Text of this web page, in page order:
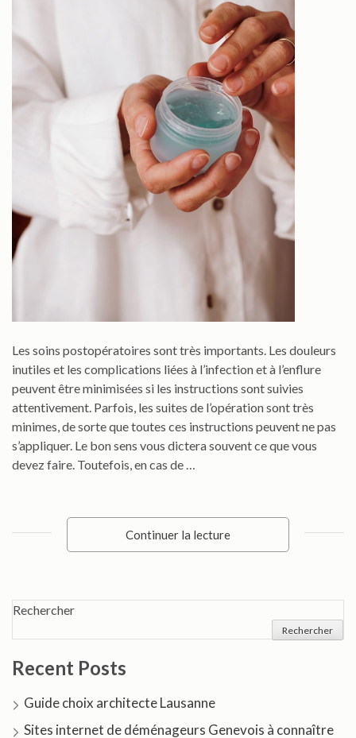
Les soins postopératoires sont très importants. Les douleurs
inutiles et les complications liées à l’infection et à l’enflure
peuvent être minimisées si les instructions sont suivies
attentivement. Parfois, les suites de l’opération sont très
minimes, de sorte que toutes ces instructions peuvent ne pas
s’appliquer. Le bon sens vous dictera souvent ce que vous
devez faire. Toutefois, en cas de …
Continuer la lecture
Rechercher
Rechercher
Recent Posts
Guide choix architecte Lausanne
Sites internet de déménageurs Genevois à connaître